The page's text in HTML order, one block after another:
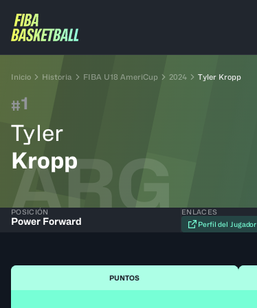
Inicio Historia FIBA U18 AmeriCup 2024 Tyler Kropp
#1
Tyler
Kropp
ARG
POSICIÓN
Power Forward
ENLACES
Perfil del Jugador
PUNTOS